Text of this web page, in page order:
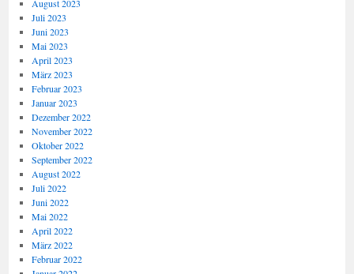
August 2023
Juli 2023
Juni 2023
Mai 2023
April 2023
März 2023
Februar 2023
Januar 2023
Dezember 2022
November 2022
Oktober 2022
September 2022
August 2022
Juli 2022
Juni 2022
Mai 2022
April 2022
März 2022
Februar 2022